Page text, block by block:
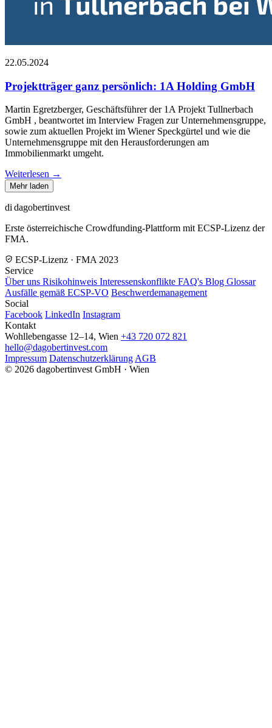
22.05.2024
Projektträger ganz persönlich: 1A Holding GmbH
Martin Egretzberger, Geschäftsführer der 1A Projekt Tullnerbach
GmbH , beantwortet im Interview Fragen zur Unternehmensgruppe,
sowie zum aktuellen Projekt im Wiener Speckgürtel und wie die
Unternehmensgruppe mit den Herausforderungen am
Immobilienmarkt umgeht.
Weiterlesen →
Mehr laden
di dagobertinvest
Erste österreichische Crowdfunding-Plattform mit ECSP-Lizenz der
FMA.
ECSP-Lizenz · FMA 2023
Service
Über uns Risikohinweis Interessenskonflikte FAQ's Blog Glossar
Ausfälle gemäß ECSP-VO Beschwerdemanagement
Social
Facebook LinkedIn Instagram
Kontakt
Wohllebengasse 12–14, Wien +43 720 072 821
hello@dagobertinvest.com
Impressum Datenschutzerklärung AGB
© 2026 dagobertinvest GmbH · Wien